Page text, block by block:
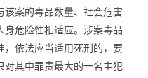
该案的毒品数量、社会危害
身危险性相适应。涉案毒品
，依法应当适用死刑的，要
对其中罪责最大的一名主犯